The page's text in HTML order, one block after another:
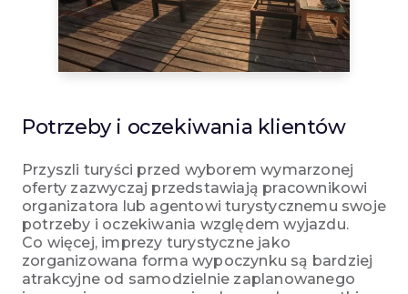
Potrzeby i oczekiwania klientów
Przyszli turyści przed wyborem wymarzonej
oferty zazwyczaj przedstawiają pracownikowi
organizatora lub agentowi turystycznemu swoje
potrzeby i oczekiwania względem wyjazdu.
Co więcej, imprezy turystyczne jako
zorganizowana forma wypoczynku są bardziej
atrakcyjne od samodzielnie zaplanowanego